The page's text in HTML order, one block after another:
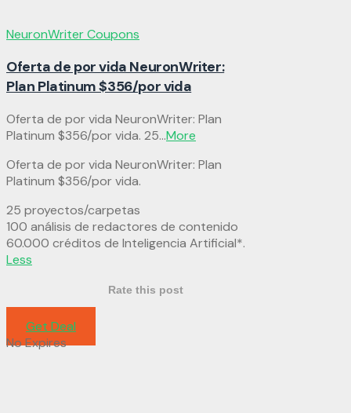
NeuronWriter Coupons
Oferta de por vida NeuronWriter:
Plan Platinum $356/por vida
Oferta de por vida NeuronWriter: Plan
Platinum $356/por vida. 25...More
Oferta de por vida NeuronWriter: Plan
Platinum $356/por vida.
25 proyectos/carpetas
100 análisis de redactores de contenido
60.000 créditos de Inteligencia Artificial*.
Less
Rate this post
Get Deal
No Expires